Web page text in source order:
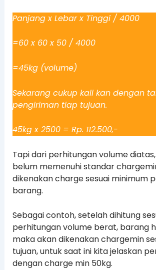
Panjang x Lebar x Tinggi / 4000
=60 x 60 x 50 / 4000
=45kg (volume)
Sekarang cukup kali kan dengan
pengiriman tiap tujuan.
45kg x 2500 = Rp. 112.500,-
Tapi dari perhitungan volume
belum memenuhi standar
dikenakan charge sesuai minimum
barang.
Sebagai contoh, setelah dihitung
perhitungan volume berat, barang
maka akan dikenakan chargemin
tujuan, untuk saat ini kita jelaskan
dengan charge min 50kg.